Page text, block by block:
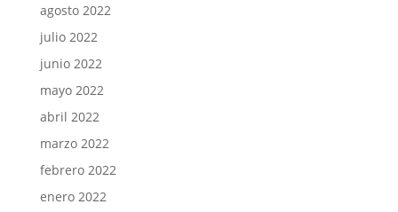
agosto 2022
julio 2022
junio 2022
mayo 2022
abril 2022
marzo 2022
febrero 2022
enero 2022